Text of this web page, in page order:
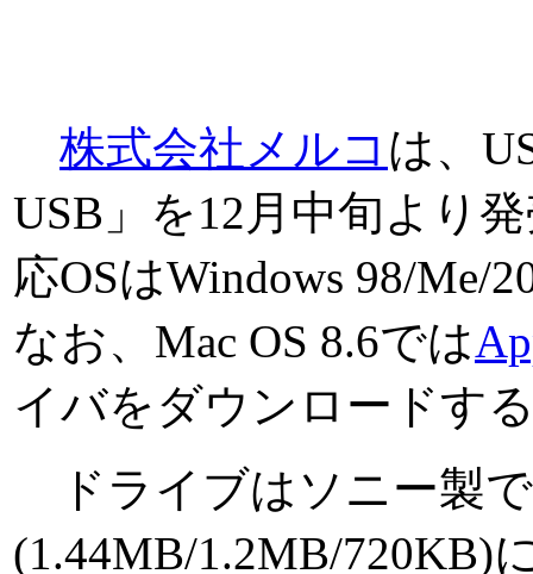
株式会社メルコ は、
USB」を12月中旬より
応OSはWindows 98/Me/
なお、Mac OS 8.6では
イバをダウンロードす
ドライブはソニー製
(1.44MB/1.2MB/720KB)